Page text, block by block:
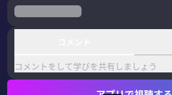
コメントをして学びを共有しましょう